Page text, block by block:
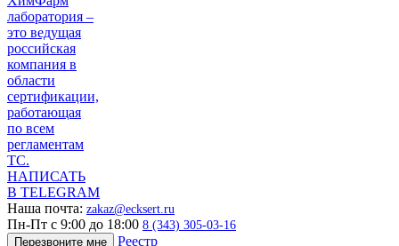
НАПИСАТЬ
В TELEGRAM
Наша почта: zakaz@ecksert.ru
Пн-Пт с 9:00 до 18:00 8 (343) 305-03-16
Перезвоните мне
Реестр